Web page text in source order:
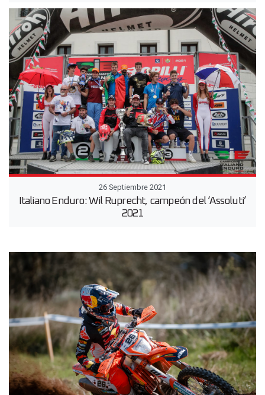
26 Septiembre 2021
Italiano Enduro: Wil Ruprecht, campeón del ‘Assoluti’
2021